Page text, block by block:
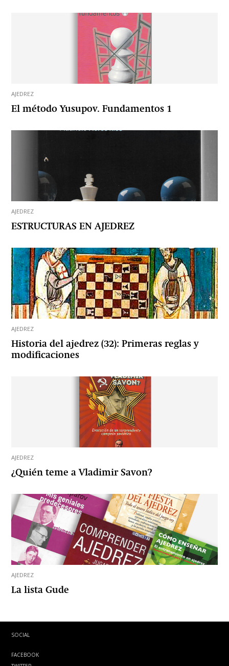
AJEDREZ
El método Yusupov. Fundamentos 1
AJEDREZ
ESTRUCTURAS EN AJEDREZ
AJEDREZ
Historia del ajedrez (32): Primeras reglas y
modificaciones
AJEDREZ
¿Quién teme a Vladimir Savon?
AJEDREZ
La lista Gude
SOCIAL
FACEBOOK